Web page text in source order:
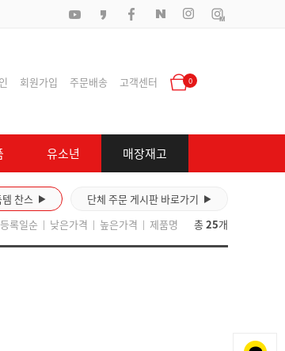
회원가입 주문배송 고객센터 0
유소년 매장재고
찬스 ▶ 단체 주문 게시판 바로가기 ▶
등록일순 | 낮은가격 | 높은가격 | 제품명 총25개